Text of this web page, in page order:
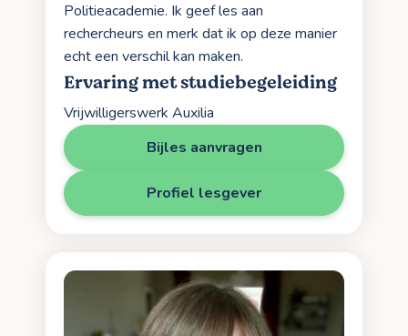
Politieacademie. Ik geef les aan
rechercheurs en merk dat ik op deze manier
echt een verschil kan maken.
Ervaring met studiebegeleiding
Vrijwilligerswerk Auxilia
Bijles aanvragen
Profiel lesgever